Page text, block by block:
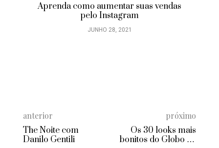
Aprenda como aumentar suas vendas
pelo Instagram
JUNHO 28, 2021
anterior
The Noite com
Danilo Gentili
próximo
Os 30 looks mais
bonitos do Globo de